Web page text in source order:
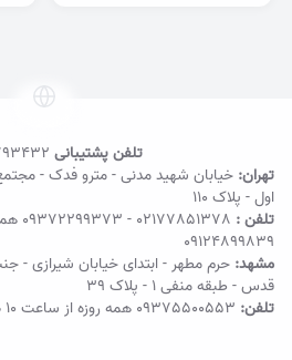
تلفن پشتیبانی
تهران: خیابان شهید مدنی - مترو فدک - مجتمع
اول - پلاک ۱۱۰
تلفن : 02177851378
-
09372299373 همه
09124899839
مشهد: حرم مطهر - ابتدای خیابان شیرازی -
قدس - طبقه منفی ۱ - پلاک 39
تلفن: 09375500553 همه روزه از ساعت ۱۰ صبح تا ۱۱ شب